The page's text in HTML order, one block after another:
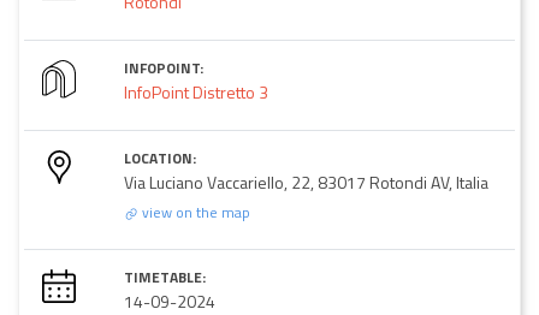
INFOPOINT:
InfoPoint Distretto 3
LOCATION:
Via Luciano Vaccariello, 22, 83017 Rotondi AV, Italia
view on the map
TIMETABLE:
14-09-2024